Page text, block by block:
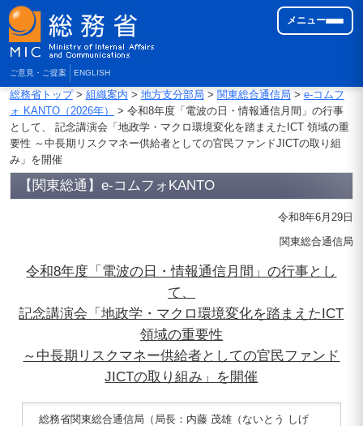
ご意見・ご提案 ENGLISH
メニュー
総務省トップ> 組織案内 > 地方支分部局 > 関東総合通信局 > e-コムフ
ォ KANTO（2026年）
> 令和8年度「電波の日・情報通信月間」の行事
として、 記念講演会「地政学・マクロ環境変化を踏まえたICT 領域の重
要性 ～中長期リスクマネー供給者としての官民ファンドJICTの取り組
み」を開催
【関東総通】e-コムフォKANTO
令和8年6月29日
関東総合通信局
令和8年度「電波の日・情報通信月間」の行事とし
て、
記念講演会「地政学・マクロ環境変化を踏まえたICT
領域の重要性
～中長期リスクマネー供給者としての官民ファンド
JICTの取り組み」を開催
総務省関東総合通信局（局長：内藤 茂雄（ないとう しげ